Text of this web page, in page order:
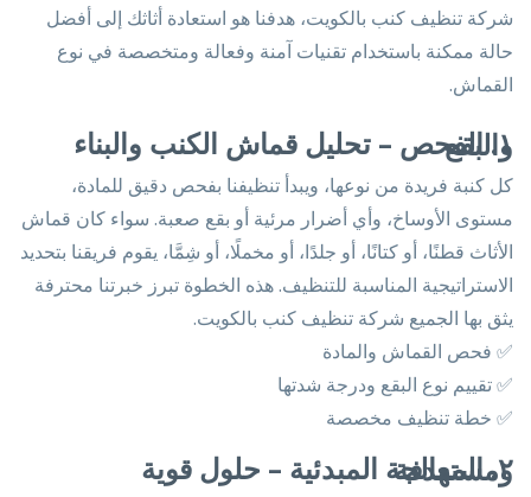
شركة تنظيف كنب بالكويت، هدفنا هو استعادة أثاثك إلى أفضل
حالة ممكنة باستخدام تقنيات آمنة وفعالة ومتخصصة في نوع
القماش.
١. الفحص – تحليل قماش الكنب والبناء والبقع
كل كنبة فريدة من نوعها، ويبدأ تنظيفنا بفحص دقيق للمادة،
مستوى الأوساخ، وأي أضرار مرئية أو بقع صعبة. سواء كان قماش
الأثاث قطنًا، أو كتانًا، أو جلدًا، أو مخملًا، أو شِمَّا، يقوم فريقنا بتحديد
الاستراتيجية المناسبة للتنظيف. هذه الخطوة تبرز خبرتنا محترفة
يثق بها الجميع شركة تنظيف كنب بالكويت.
✅ فحص القماش والمادة
✅ تقييم نوع البقع ودرجة شدتها
✅ خطة تنظيف مخصصة
٢. المعالجة المبدئية – حلول قوية ومستهدفة